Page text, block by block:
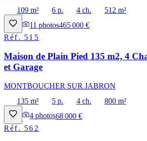
109 m²
6 p. 4 ch.
512 m²
11 photos465 000 €
Réf. 515
Maison de Plain Pied 135 m2, 4
et Garage
MONTBOUCHER SUR JABRON
135 m²
5 p. 4 ch.
800 m²
4 photos68 000 €
Réf. 562